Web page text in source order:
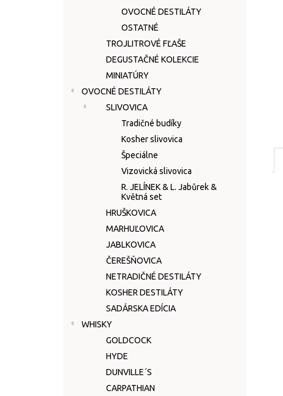
OVOCNÉ DESTILÁTY
OSTATNÉ
TROJLITROVÉ FĽAŠE
DEGUSTAČNÉ KOLEKCIE
MINIATÚRY
OVOCNÉ DESTILÁTY
SLIVOVICA
Tradičné budíky
Kosher slivovica
Špeciálne
Vizovická slivovica
R. JELÍNEK & L. Jabůrek &
Květná set
HRUŠKOVICA
MARHUĽOVICA
JABLKOVICA
ČEREŠŇOVICA
NETRADIČNÉ DESTILÁTY
KOSHER DESTILÁTY
SADÁRSKA EDÍCIA
WHISKY
GOLDCOCK
HYDE
DUNVILLE´S
CARPATHIAN